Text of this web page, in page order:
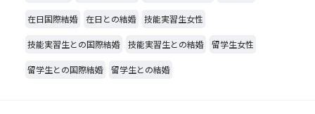
在日国際結婚 在日との結婚 技能実習生女性
技能実習生との国際結婚 技能実習生との結婚 留学生女性
留学生との国際結婚 留学生との結婚